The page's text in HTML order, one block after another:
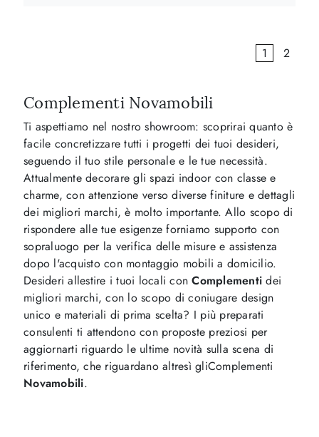
1 2
Complementi Novamobili
Ti aspettiamo nel nostro showroom: scoprirai quanto è
facile concretizzare tutti i progetti dei tuoi desideri,
seguendo il tuo stile personale e le tue necessità.
Attualmente decorare gli spazi indoor con classe e
charme, con attenzione verso diverse finiture e dettagli
dei migliori marchi, è molto importante. Allo scopo di
rispondere alle tue esigenze forniamo supporto con
sopraluogo per la verifica delle misure e assistenza
dopo l'acquisto con montaggio mobili a domicilio.
Desideri allestire i tuoi locali conComplementi dei
migliori marchi, con lo scopo di coniugare design
unico e materiali di prima scelta? I più preparati
consulenti ti attendono con proposte preziosi per
aggiornarti riguardo le ultime novità sulla scena di
riferimento, che riguardano altresì gliComplementi
Novamobili.